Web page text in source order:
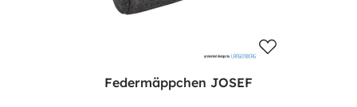
Federmäppchen JOSEF